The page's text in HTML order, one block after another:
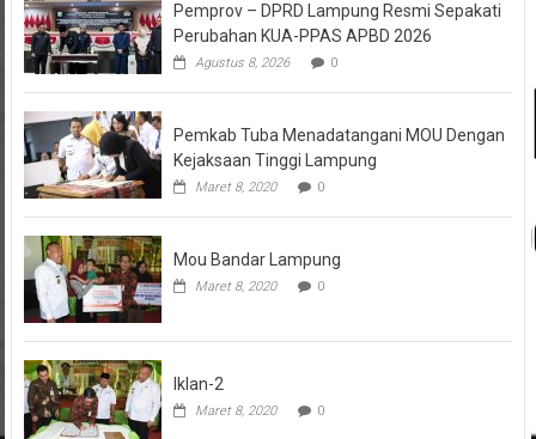
Pemprov – DPRD Lampung Resmi Sepakati
Perubahan KUA-PPAS APBD 2026
Agustus 8, 2026 0
Pemkab Tuba Menadatangani MOU Dengan
Kejaksaan Tinggi Lampung
Maret 8, 2020 0
Mou Bandar Lampung
Maret 8, 2020 0
Iklan-2
Maret 8, 2020 0